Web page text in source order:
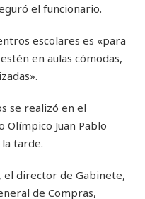
el funcionario.
escolares es «para
en aulas cómodas,
se realizó en el
Juan Pablo
tarde.
el director de Gabinete,
de Compras,